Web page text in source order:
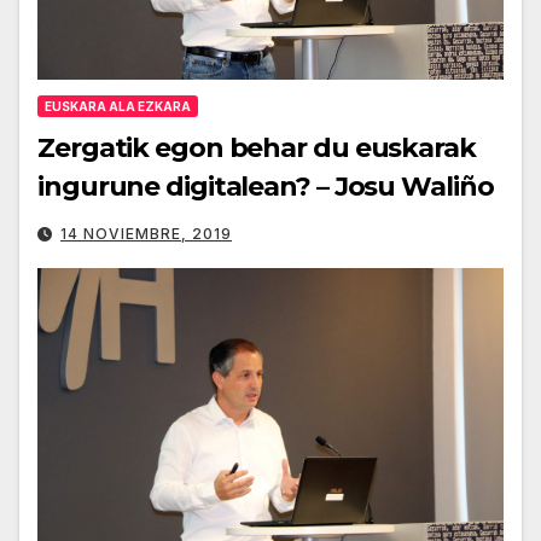
EUSKARA ALA EZKARA
Zergatik egon behar du euskarak
ingurune digitalean? – Josu Waliño
14 NOVIEMBRE, 2019